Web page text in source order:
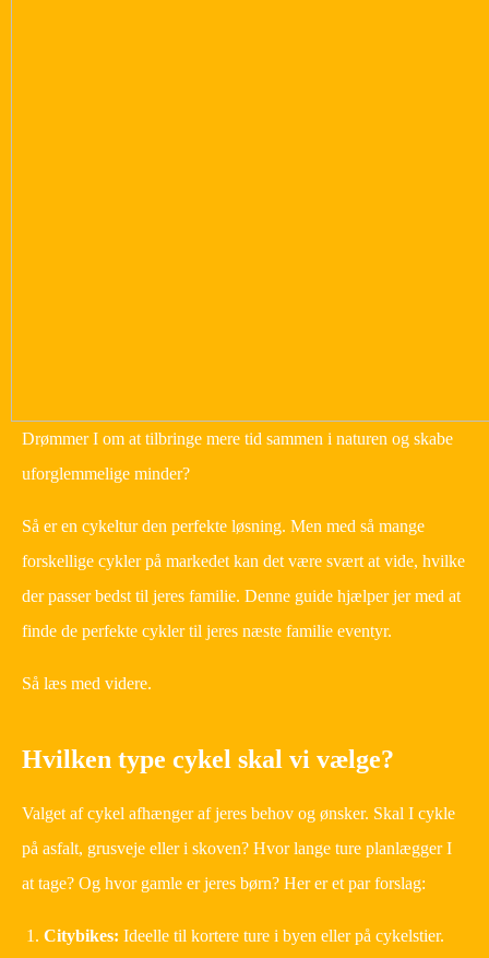
Drømmer I om at tilbringe mere tid sammen i naturen og skabe
uforglemmelige minder?
Så er en cykeltur den perfekte løsning. Men med så mange
forskellige cykler på markedet kan det være svært at vide, hvilke
der passer bedst til jeres familie. Denne guide hjælper jer med at
finde de perfekte cykler til jeres næste familie eventyr.
Så læs med videre.
Hvilken type cykel skal vi vælge?
Valget af cykel afhænger af jeres behov og ønsker. Skal I cykle
på asfalt, grusveje eller i skoven? Hvor lange ture planlægger I
at tage? Og hvor gamle er jeres børn? Her er et par forslag:
Citybikes: Ideelle til kortere ture i byen eller på cykelstier.